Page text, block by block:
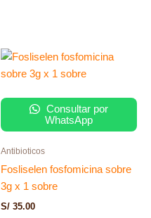
Consultar por
WhatsApp
Antibioticos
Fosliselen fosfomicina sobre
3g x 1 sobre
S/ 35.00